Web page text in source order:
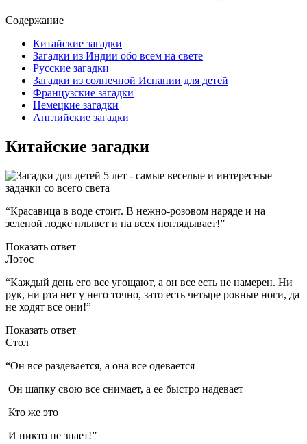
Содержание
Китайские загадки
Загадки из Индии обо всем на свете
Русские загадки
Загадки из солнечной Испании для детей
Французские загадки
Немецкие загадки
Английские загадки
Китайские загадки
“Красавица в воде стоит. В нежно-розовом наряде и на
зеленой лодке плывет и на всех поглядывает!”
Показать ответ
Лотос
“Каждый день его все угощают, а он все есть не намерен. Ни
рук, ни рта нет у него точно, зато есть четыре ровные ноги, да
не ходят все они!”
Показать ответ
Стол
“Он все раздевается, а она все одевается
Он шапку свою все снимает, а ее быстро надевает
Кто же это
И никто не знает!”